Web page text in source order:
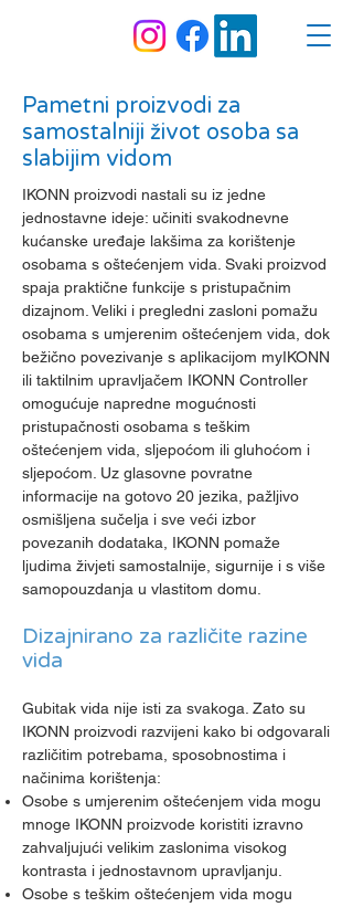
Pametni proizvodi za
samostalniji život osoba sa
slabijim vidom
IKONN proizvodi nastali su iz jedne
jednostavne ideje: učiniti svakodnevne
kućanske uređaje lakšima za korištenje
osobama s oštećenjem vida. Svaki proizvod
spaja praktične funkcije s pristupačnim
dizajnom. Veliki i pregledni zasloni pomažu
osobama s umjerenim oštećenjem vida, dok
bežično povezivanje s aplikacijom myIKONN
ili taktilnim upravljačem IKONN Controller
omogućuje napredne mogućnosti
pristupačnosti osobama s teškim
oštećenjem vida, sljepoćom ili gluhoćom i
sljepoćom. Uz glasovne povratne
informacije na gotovo 20 jezika, pažljivo
osmišljena sučelja i sve veći izbor
povezanih dodataka, IKONN pomaže
ljudima živjeti samostalnije, sigurnije i s više
samopouzdanja u vlastitom domu.
Dizajnirano za različite razine
vida
Gubitak vida nije isti za svakoga. Zato su
IKONN proizvodi razvijeni kako bi odgovarali
različitim potrebama, sposobnostima i
načinima korištenja:
Osobe s umjerenim oštećenjem vida mogu
mnoge IKONN proizvode koristiti izravno
zahvaljujući velikim zaslonima visokog
kontrasta i jednostavnom upravljanju.
Osobe s teškim oštećenjem vida mogu